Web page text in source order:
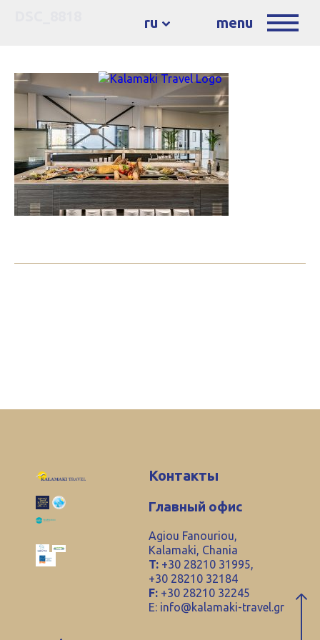
ru menu
Контакты
Главный офис
Agiou Fanouriou,
Kalamaki, Chania
T: +30 28210 31995,
+30 28210 32184
F: +30 28210 32245
E: info@kalamaki-travel.gr